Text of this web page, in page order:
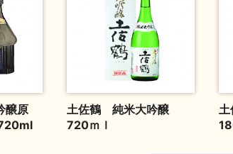
醸原
土佐鶴 純米大吟醸
720ｍｌ